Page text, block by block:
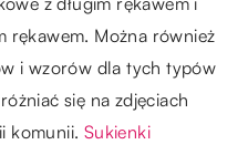
rękawem. Można również
i wzorów dla tych typów
się na zdjęciach
komunii. Sukienki